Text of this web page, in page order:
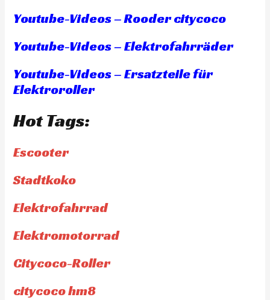
Youtube-Videos – Rooder citycoco
Youtube-Videos – Elektrofahrräder
Youtube-Videos – Ersatzteile für
Elektroroller
Hot Tags:
Escooter
Stadtkoko
Elektrofahrrad
Elektromotorrad
Citycoco-Roller
citycoco hm8